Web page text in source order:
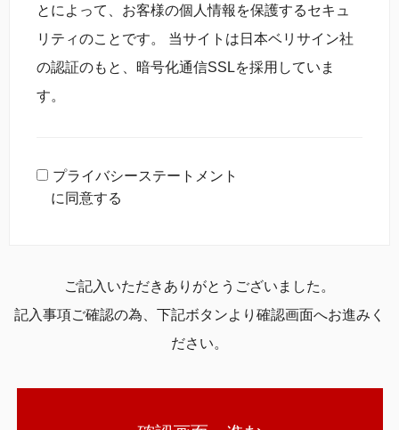
とによって、お客様の個人情報を保護するセキュ
リティのことです。 当サイトは日本ベリサイン社
の認証のもと、暗号化通信SSLを採用していま
す。
プライバシーステートメント
に同意する
ご記入いただきありがとうございました。
記入事項ご確認の為、下記ボタンより確認画面へお進みく
ださい。